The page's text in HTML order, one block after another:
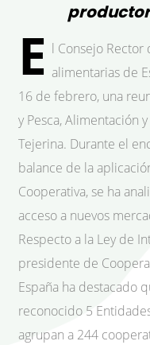
E l Consejo Rector
alimentarias de
16 de febrero, una
y Pesca, Alimentación
Tejerina. Durante el
balance de la
Cooperativa, se ha
acceso a nuevos
Respecto a la Ley de
presidente de
España ha destacado
reconocido 5
agrupan a 244